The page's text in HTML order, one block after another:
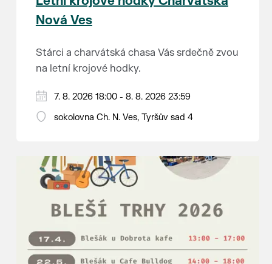
Nová Ves
Stárci a charvátská chasa Vás srdečně zvou
na letní krojové hodky.
PÁTEK 7. srpna
18:00 - ruční stavění máje
14:00 - krojový průvod pro stárky od
hostince “U Buvola”
16:00 - odpolední zábava na sokolovně
21:00 - večerní zábava
K tanci a poslechu bude hrát DH
Lanžhotčané.
7. 8. 2026 18:00 - 8. 8. 2026 23:59
sokolovna Ch. N. Ves, Tyršův sad 4